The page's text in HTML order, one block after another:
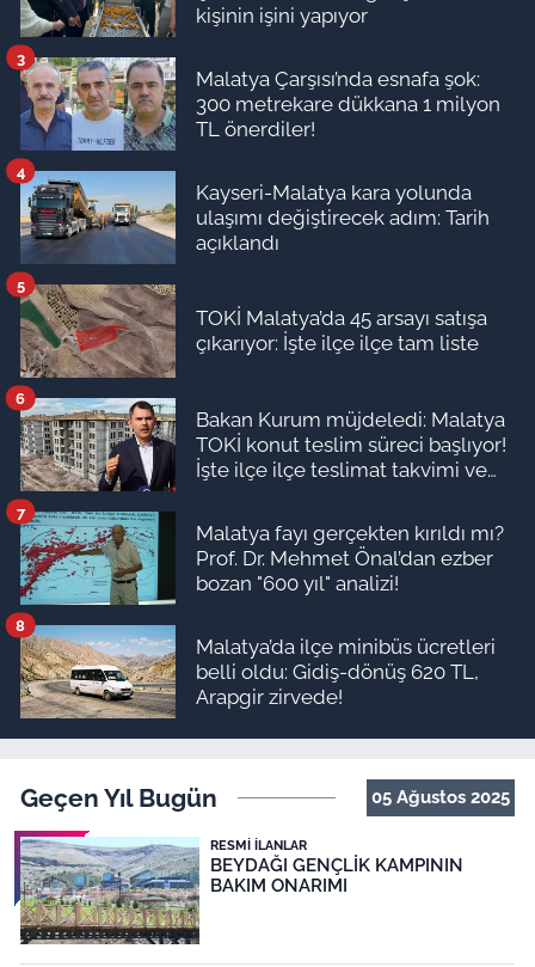
kişinin işini yapıyor
Malatya Çarşısı’nda esnafa şok:
300 metrekare dükkana 1 milyon
TL önerdiler!
3
Kayseri-Malatya kara yolunda
ulaşımı değiştirecek adım: Tarih
açıklandı
4
TOKİ Malatya’da 45 arsayı satışa
çıkarıyor: İşte ilçe ilçe tam liste
5
Bakan Kurum müjdeledi: Malatya
TOKİ konut teslim süreci başlıyor!
İşte ilçe ilçe teslimat takvimi ve
6
Malatya fayı gerçekten kırıldı mı?
Prof. Dr. Mehmet Önal’dan ezber
bozan "600 yıl" analizi!
7
Malatya’da ilçe minibüs ücretleri
belli oldu: Gidiş-dönüş 620 TL,
Arapgir zirvede!
8
Geçen Yıl Bugün 05 Ağustos 2025
RESMI İLANLAR
BEYDAĞI GENÇLİK KAMPININ
BAKIM ONARIMI